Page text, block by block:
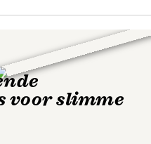
voor slimme